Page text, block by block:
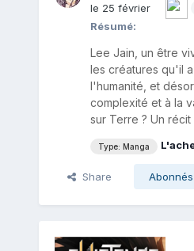
le 25 février
Résumé:
Lee Jain, un être
les créatures qu'il
l'humanité, et
complexité et à la
sur Terre ? Un
Type: Manga
Share Abonnés